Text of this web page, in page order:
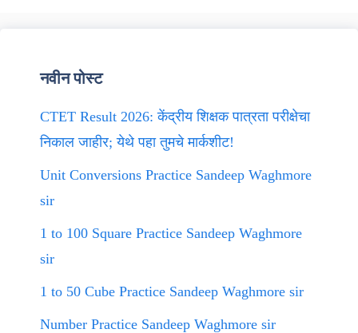
नवीन पोस्ट
CTET Result 2026: केंद्रीय शिक्षक पात्रता परीक्षेचा
निकाल जाहीर; येथे पहा तुमचे मार्कशीट!
Unit Conversions Practice Sandeep Waghmore
sir
1 to 100 Square Practice Sandeep Waghmore
sir
1 to 50 Cube Practice Sandeep Waghmore sir
Number Practice Sandeep Waghmore sir